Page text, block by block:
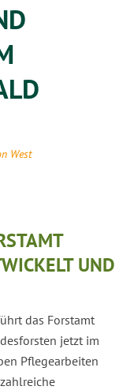
West
UND
das Forstamt
jetzt im
Pflegearbeiten